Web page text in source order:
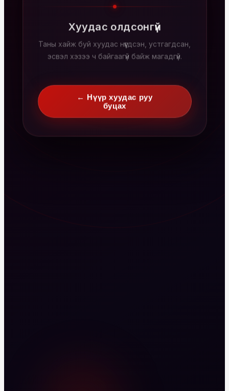
Хуудас олдсонгүй
Таны хайж буй хуудас нүүгдсэн, устгагдсан,
эсвэл хэзээ ч байгаагүй байж магадгүй.
← Нүүр хуудас руу
буцах